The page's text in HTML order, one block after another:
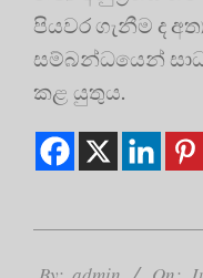
පියවර ගැනීම ද
සම්බන්ධයෙන්
කළ යුතුය.
07-